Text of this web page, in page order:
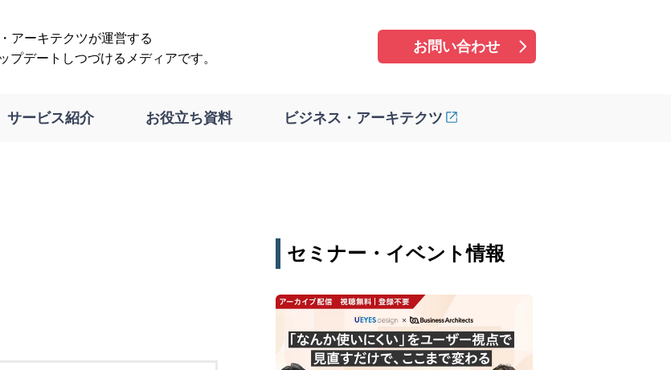
アーキテクツが運営する
プデートしつづけるメディアです。
お問い合わせ
サービス紹介 お役立ち資料 ビジネス・アーキテクツ
セミナー・イベント情報